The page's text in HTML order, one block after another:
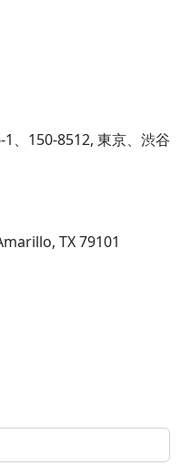
、150-8512, 東京、渋谷
TX 79101